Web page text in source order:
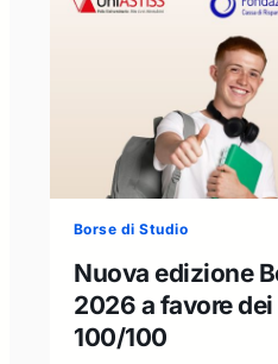
Borse di Studio
Nuova edizione
2026 a favore
100/100